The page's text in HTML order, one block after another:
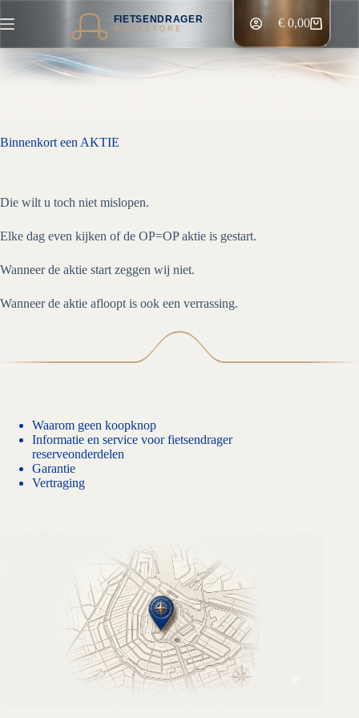
naar
inhoud
FIETSENDRAGER
MEGASTORE Winkelwagen
€0,00
Binnenkort een AKTIE
Die wilt u toch niet mislopen.
Elke dag even kijken of de OP=OP aktie is gestart.
Wanneer de aktie start zeggen wij niet.
Wanneer de aktie afloopt is ook een verrassing.
Waarom geen koopknop
Informatie en service voor fietsendrager
reserveonderdelen
Garantie
Vertraging